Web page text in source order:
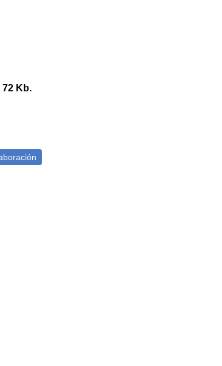
72 Kb.